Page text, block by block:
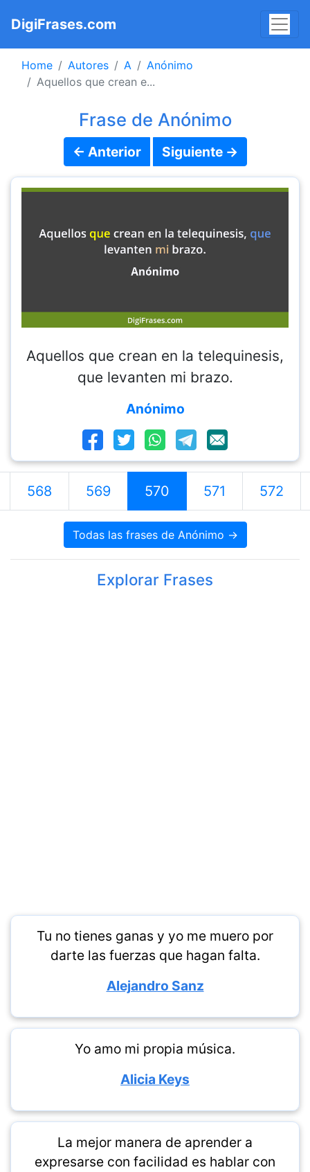
DigiFrases.com
Home Autores A
Anónimo
Aquellos que crean e...
Frase de Anónimo
← Anterior Siguiente →
Aquellos que crean en la telequinesis,
que levanten mi brazo.
Anónimo
568 569 570 571 572
Todas las frases de Anónimo →
Explorar Frases
Tu no tienes ganas y yo me muero por
darte las fuerzas que hagan falta.
Alejandro Sanz
Yo amo mi propia música.
Alicia Keys
La mejor manera de aprender a
expresarse con facilidad es hablar con